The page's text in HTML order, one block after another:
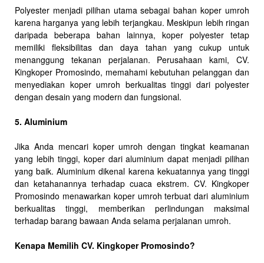
Polyester menjadi pilihan utama sebagai bahan koper umroh
karena harganya yang lebih terjangkau. Meskipun lebih ringan
daripada beberapa bahan lainnya, koper polyester tetap
memiliki fleksibilitas dan daya tahan yang cukup untuk
menanggung tekanan perjalanan. Perusahaan kami, CV.
Kingkoper Promosindo, memahami kebutuhan pelanggan dan
menyediakan koper umroh berkualitas tinggi dari polyester
dengan desain yang modern dan fungsional.
5. Aluminium
Jika Anda mencari koper umroh dengan tingkat keamanan
yang lebih tinggi, koper dari aluminium dapat menjadi pilihan
yang baik. Aluminium dikenal karena kekuatannya yang tinggi
dan ketahanannya terhadap cuaca ekstrem. CV. Kingkoper
Promosindo menawarkan koper umroh terbuat dari aluminium
berkualitas tinggi, memberikan perlindungan maksimal
terhadap barang bawaan Anda selama perjalanan umroh.
Kenapa Memilih CV. Kingkoper Promosindo?